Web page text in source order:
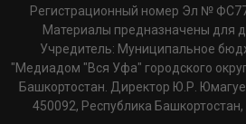
Регистрационный номер Эл №
Материалы предназначены для
Учредитель: Муниципальное
"Медиадом "Вся Уфа" городского
Башкортостан. Директор Ю.Р.
450092, Республика